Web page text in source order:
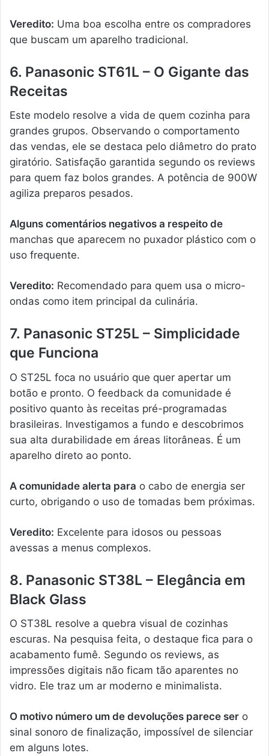
Veredito: Uma boa escolha entre os compradores
que buscam um aparelho tradicional.
6. Panasonic ST61L – O Gigante das
Receitas
Este modelo resolve a vida de quem cozinha para
grandes grupos. Observando o comportamento
das vendas, ele se destaca pelo diâmetro do prato
giratório. Satisfação garantida segundo os reviews
para quem faz bolos grandes. A potência de 900W
agiliza preparos pesados.
Alguns comentários negativos a respeito de
manchas que aparecem no puxador plástico com o
uso frequente.
Veredito: Recomendado para quem usa o micro-
ondas como item principal da culinária.
7. Panasonic ST25L – Simplicidade
que Funciona
O ST25L foca no usuário que quer apertar um
botão e pronto. O feedback da comunidade é
positivo quanto às receitas pré-programadas
brasileiras. Investigamos a fundo e descobrimos
sua alta durabilidade em áreas litorâneas. É um
aparelho direto ao ponto.
A comunidade alerta para o cabo de energia ser
curto, obrigando o uso de tomadas bem próximas.
Veredito: Excelente para idosos ou pessoas
avessas a menus complexos.
8. Panasonic ST38L – Elegância em
Black Glass
O ST38L resolve a quebra visual de cozinhas
escuras. Na pesquisa feita, o destaque fica para o
acabamento fumê. Segundo os reviews, as
impressões digitais não ficam tão aparentes no
vidro. Ele traz um ar moderno e minimalista.
O motivo número um de devoluções parece ser o
sinal sonoro de finalização, impossível de silenciar
em alguns lotes.